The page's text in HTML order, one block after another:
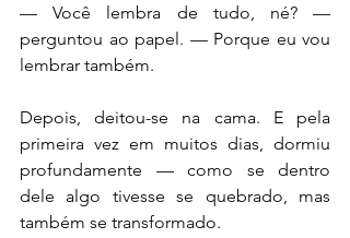
— Você lembra de tudo, né? —
perguntou ao papel. — Porque eu vou
lembrar também.
Depois, deitou-se na cama. E pela
primeira vez em muitos dias, dormiu
profundamente — como se dentro
dele algo tivesse se quebrado, mas
também se transformado.